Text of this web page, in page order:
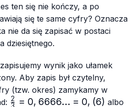
ten się nie kończy, a po
się te same cyfry? Oznacza
nie da się zapisać w postaci
dziesiętnego.
wynik jako ułamek
Aby zapis był czytelny,
(tzw. okres) zamykamy w
\frac{2}
2 = 0, 6666... = 0, (6) albo